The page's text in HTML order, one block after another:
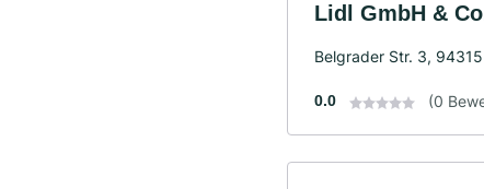
Lidl GmbH &
Belgrader Str. 3,
0.0 (0